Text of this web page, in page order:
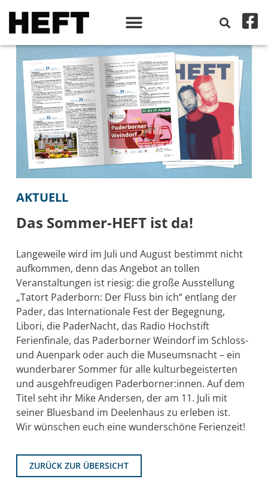
AKTUELL
Das Sommer-HEFT ist da!
Langeweile wird im Juli und August bestimmt nicht
aufkommen, denn das Angebot an tollen
Veranstaltungen ist riesig: die große Ausstellung
„Tatort Paderborn: Der Fluss bin ich“ entlang der
Pader, das Internationale Fest der Begegnung,
Libori, die PaderNacht, das Radio Hochstift
Ferienfinale, das Paderborner Weindorf im Schloss-
und Auenpark oder auch die Museumsnacht – ein
wunderbarer Sommer für alle kulturbegeisterten
und ausgehfreudigen Paderborner:innen. Auf dem
Titel seht ihr Mike Andersen, der am 11. Juli mit
seiner Bluesband im Deelenhaus zu erleben ist.
Wir wünschen euch eine wunderschöne Ferienzeit!
ZURÜCK ZUR ÜBERSICHT